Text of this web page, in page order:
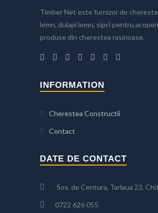
Timber Net este furnizor de
lemn, dulapi lemn, sipci pentru
produse din cherestea rasinoase.
INFORMATION
Cherestea Constructii
Contact
DATE DE CONTACT
Sos. de Centura, Tarlaua 23,
0722 626 055